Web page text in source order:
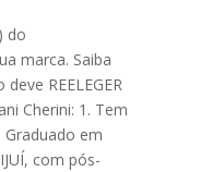
do
marca. Saiba
REELEGER
Cherini: 1. Tem
em
com pós-